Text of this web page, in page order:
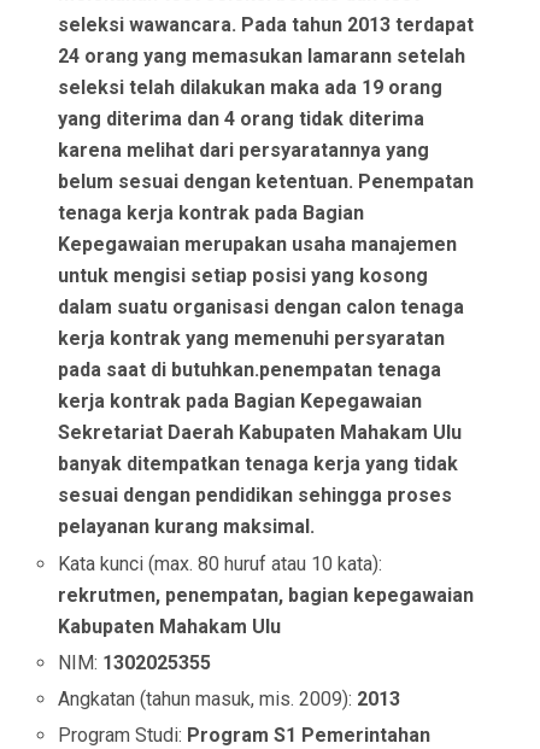
seleksi wawancara. Pada tahun 2013 terdapat
24 orang yang memasukan lamarann setelah
seleksi telah dilakukan maka ada 19 orang
yang diterima dan 4 orang tidak diterima
karena melihat dari persyaratannya yang
belum sesuai dengan ketentuan. Penempatan
tenaga kerja kontrak pada Bagian
Kepegawaian merupakan usaha manajemen
untuk mengisi setiap posisi yang kosong
dalam suatu organisasi dengan calon tenaga
kerja kontrak yang memenuhi persyaratan
pada saat di butuhkan.penempatan tenaga
kerja kontrak pada Bagian Kepegawaian
Sekretariat Daerah Kabupaten Mahakam Ulu
banyak ditempatkan tenaga kerja yang tidak
sesuai dengan pendidikan sehingga proses
pelayanan kurang maksimal.
Kata kunci (max. 80 huruf atau 10 kata):
rekrutmen, penempatan, bagian kepegawaian
Kabupaten Mahakam Ulu
NIM: 1302025355
Angkatan (tahun masuk, mis. 2009): 2013
Program Studi: Program S1 Pemerintahan